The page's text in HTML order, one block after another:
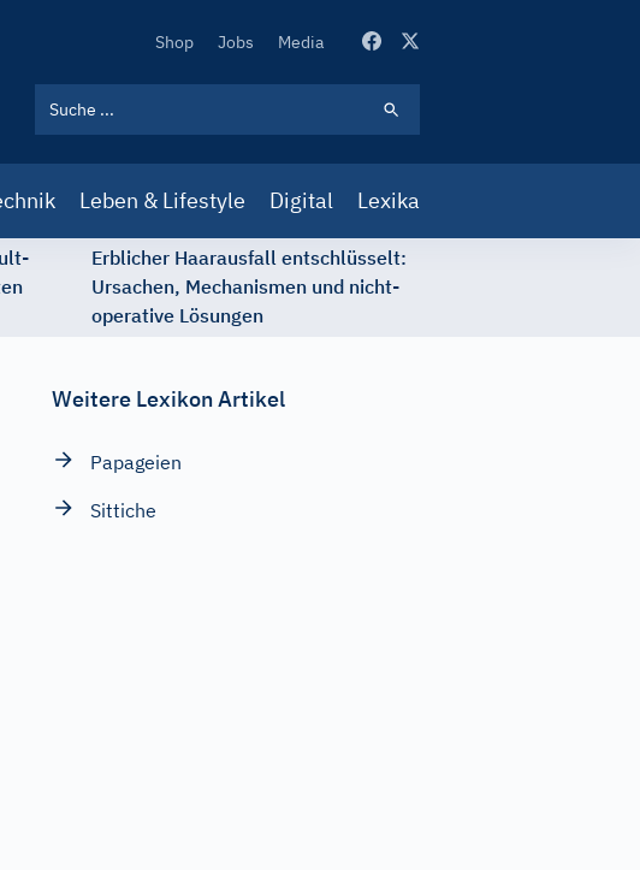
Secondary
Shop Jobs Media
Leben & Lifestyle Digital Lexika
Erblicher Haarausfall entschlüsselt:
Ursachen, Mechanismen und nicht-
operative Lösungen
Weitere Lexikon Artikel
Papageien
Sittiche